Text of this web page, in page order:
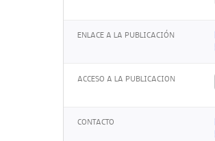
ENLACE A LA PUBLICACIÓN
ACCESO A LA PUBLICACION
CONTACTO